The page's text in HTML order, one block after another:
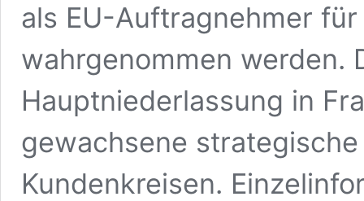
als EU-Auftragnehmer
wahrgenommen werden.
Hauptniederlassung in
gewachsene
Kundenkreisen.